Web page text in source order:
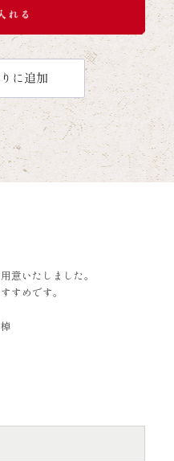
意いたしました。
すめです。